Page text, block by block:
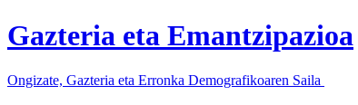
Gazteria eta Emantzipazioa
Ongizate, Gazteria eta Erronka Demografikoaren Saila